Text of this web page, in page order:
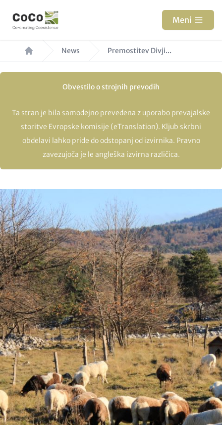
content
Meni
Breadcrumb News Premostitev Divji...
Obvestilo o strojnih prevodih
Ta stran je bila samodejno prevedena z uporabo prevajalske
storitve Evropske komisije (eTranslation). Kljub skrbni
obdelavi lahko pride do odstopanj od izvirnika. Pravno
zavezujoča je le angleška izvirna različica.
Hero
Image